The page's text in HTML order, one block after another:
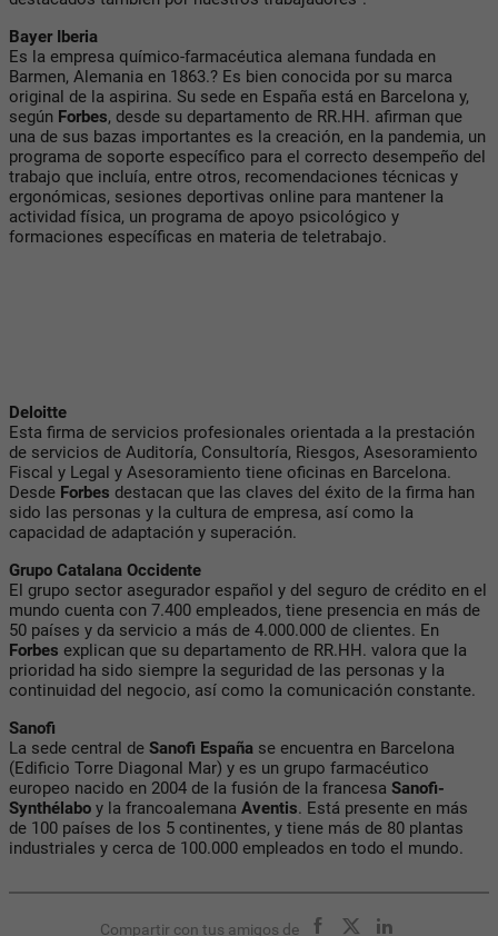
Bayer Iberia
Es la empresa químico-farmacéutica alemana fundada en
Barmen, Alemania en 1863.? Es bien conocida por su marca
original de la aspirina. Su sede en España está en Barcelona y,
según Forbes, desde su departamento de RR.HH. afirman que
una de sus bazas importantes es la creación, en la pandemia, un
programa de soporte específico para el correcto desempeño del
trabajo que incluía, entre otros, recomendaciones técnicas y
ergonómicas, sesiones deportivas online para mantener la
actividad física, un programa de apoyo psicológico y
formaciones específicas en materia de teletrabajo.
Deloitte
Esta firma de servicios profesionales orientada a la prestación
de servicios de Auditoría, Consultoría, Riesgos, Asesoramiento
Fiscal y Legal y Asesoramiento tiene oficinas en Barcelona.
Desde Forbes destacan que las claves del éxito de la firma han
sido las personas y la cultura de empresa, así como la
capacidad de adaptación y superación.
Grupo Catalana Occidente
El grupo sector asegurador español y del seguro de crédito en el
mundo cuenta con 7.400 empleados, tiene presencia en más de
50 países y da servicio a más de 4.000.000 de clientes. En
Forbes explican que su departamento de RR.HH. valora que la
prioridad ha sido siempre la seguridad de las personas y la
continuidad del negocio, así como la comunicación constante.
Sanofi
La sede central de Sanofi España se encuentra en Barcelona
(Edificio Torre Diagonal Mar) y es un grupo farmacéutico
europeo nacido en 2004 de la fusión de la francesa Sanofi-
Synthélabo y la francoalemana Aventis. Está presente en más
de 100 países de los 5 continentes, y tiene más de 80 plantas
industriales y cerca de 100.000 empleados en todo el mundo.
Compartir con tus amigos de